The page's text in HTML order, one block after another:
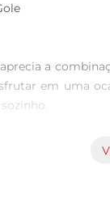
a
em uma